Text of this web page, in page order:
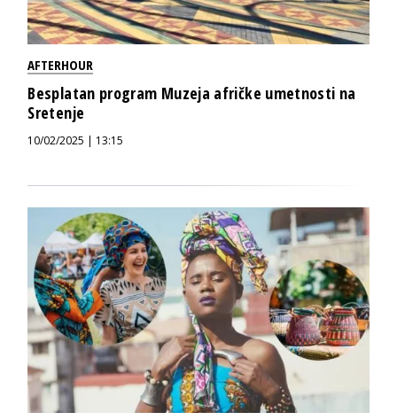
AFTERHOUR
Besplatan program Muzeja afričke umetnosti na
Sretenje
10/02/2025 | 13:15